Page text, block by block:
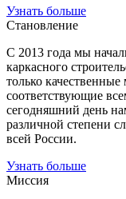
Узнать больше
Становление
С 2013 года мы
каркасного
только
соответствующие
сегодняшний день
различной степени
всей России.
Узнать больше
Миссия